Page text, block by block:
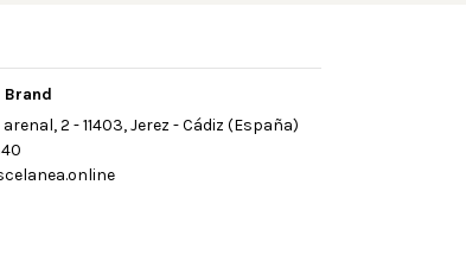
Brand
2 - 11403, Jerez - Cádiz (España)